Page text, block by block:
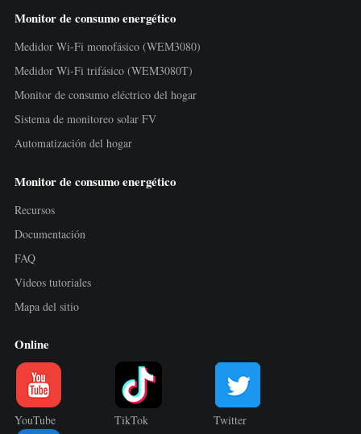
Monitor de consumo energético
Medidor Wi-Fi monofásico (WEM3080)
Medidor Wi-Fi trifásico (WEM3080T)
Monitor de consumo eléctrico del hogar
Sistema de monitoreo solar FV
Automatización del hogar
Monitor de consumo energético
Recursos
Documentación
FAQ
Videos tutoriales
Mapa del sitio
Online
YouTube TikTok Twitter